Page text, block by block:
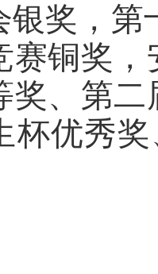
银奖，第
赛铜奖
奖、第二
杯优秀